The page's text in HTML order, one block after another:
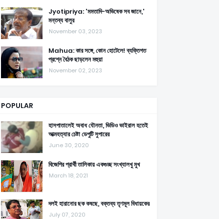
Jyotipriya: 'মমতাদি-অভিষেক সব জানে,'
মন্তব্য বালুর
November 03, 2023
Mahua: কার সঙ্গে, কোন হোটেলে! ব্যক্তিগত
প্রশ্নে বৈঠক ছাড়লেন মহুয়া
November 02, 2023
POPULAR
হাসপাতালেই অবাধ যৌনতা, ভিডিও ভাইরাল হতেই
আত্মহত্যার চেষ্টা ডেপুটি সুপারের
June 30, 2020
বিজেপির প্রার্থী তালিকায় একগুচ্ছ সংখ্যালখু মুখ
March 18, 2021
দলই হারানোর ছক কষছে, বক্তব্য তৃণমূল বিধায়কের
July 07, 2020